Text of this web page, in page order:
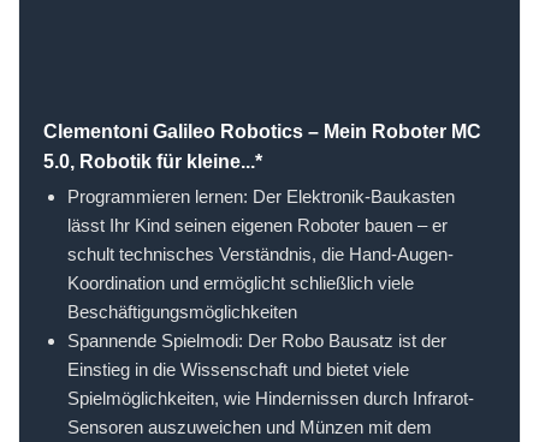
Clementoni Galileo Robotics – Mein Roboter MC
5.0, Robotik für kleine...*
Programmieren lernen: Der Elektronik-Baukasten
lässt Ihr Kind seinen eigenen Roboter bauen – er
schult technisches Verständnis, die Hand-Augen-
Koordination und ermöglicht schließlich viele
Beschäftigungsmöglichkeiten
Spannende Spielmodi: Der Robo Bausatz ist der
Einstieg in die Wissenschaft und bietet viele
Spielmöglichkeiten, wie Hindernissen durch Infrarot-
Sensoren auszuweichen und Münzen mit dem